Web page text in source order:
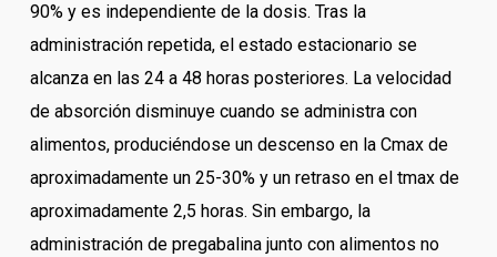
90% y es independiente de la dosis. Tras la
administración repetida, el estado estacionario se
alcanza en las 24 a 48 horas posteriores. La velocidad
de absorción disminuye cuando se administra con
alimentos, produciéndose un descenso en la Cmax de
aproximadamente un 25-30% y un retraso en el tmax de
aproximadamente 2,5 horas. Sin embargo, la
administración de pregabalina junto con alimentos no